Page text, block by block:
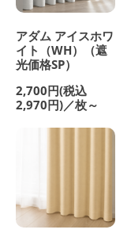
アダム アイスホワ
イト（WH）（遮
光価格SP）
2,700円(税込
2,970円)／枚～